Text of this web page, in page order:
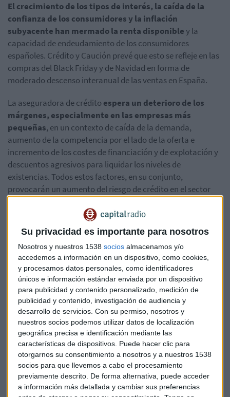
Su privacidad es importante para nosotros
Nosotros y nuestros 1538 socios almacenamos y/o
accedemos a información en un dispositivo, como cookies,
y procesamos datos personales, como identificadores
únicos e información estándar enviada por un dispositivo
para publicidad y contenido personalizado, medición de
publicidad y contenido, investigación de audiencia y
desarrollo de servicios. Con su permiso, nosotros y
nuestros socios podemos utilizar datos de localización
geográfica precisa e identificación mediante las
características de dispositivos. Puede hacer clic para
otorgarnos su consentimiento a nosotros y a nuestros 1538
socios para que llevemos a cabo el procesamiento
previamente descrito. De forma alternativa, puede acceder
a información más detallada y cambiar sus preferencias
El crecimiento de los tipos de interés, la caída de la
confianza de los consumidores y la inflación
subyacente han mermado la renta disponibley la
capacidad de endeudamiento de los consumidores
españoles. Crédito y Caución prevé que esto se refleje en las
compras del Black Friday y de Navidad en forma de
moderado descenso interanual de las ventas en España.
La aseguradora de crédito espera un deterioro de los
márgenes, especialmente en las empresas más
pequeñas, en un contexto de caída de la demanda,
aumento de la competencia por el lado de la oferta e
incremento de los costes de financiación y de explotación y
descuentos agresivos para liquidar los niveles de
existencias. Todos estos factores, en su conjunto,
provocarán un aumento del riesgo de crédito en el sector
minorista, y especialmente en las tiendas más pequeñas.
El comercio minorista atraviesa situaciones similares
en el resto del mundo. EnFranciase esperan grandes
descuentos derivados de los elevados niveles de inventario.
La electrónica de consumo ha sido la más afectada en 2023,
con una caída prevista de las ventas cercana al 5% en
comparación con el pasado ejercicio. Se prevé un aumento
de los impagos y las insolvencias del sector en el primer
semestre de 2024. EnAlemania , donde los consumidores
son reacios a gastar en bienes que no sean de primera
necesidad y se ha reducido su renta disponible, también se
confirma el empeoramiento de las perspectivas de
insolvencia del sector de cara al próximo año.
EnItalialas previsiones apuntan a una caída del 7% en el